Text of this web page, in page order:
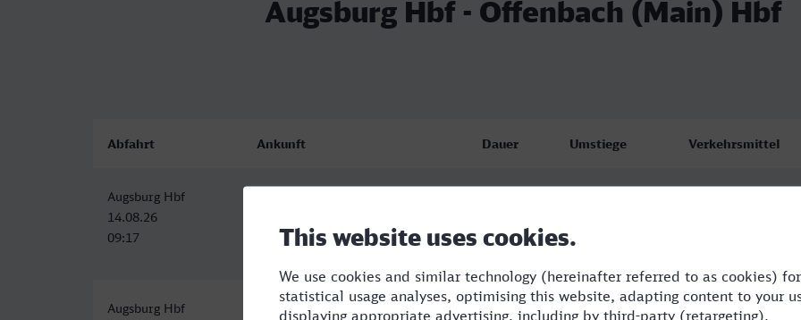
Augsburg Hbf - Offenbach (Main) Hbf
Abfahrt Ankunft Dauer Umstiege Verkehrsmittel
Augsburg Hbf
14.08.26
09:17
12:36
Augsburg Hbf
Offenbach (Main) Hbf
3:32